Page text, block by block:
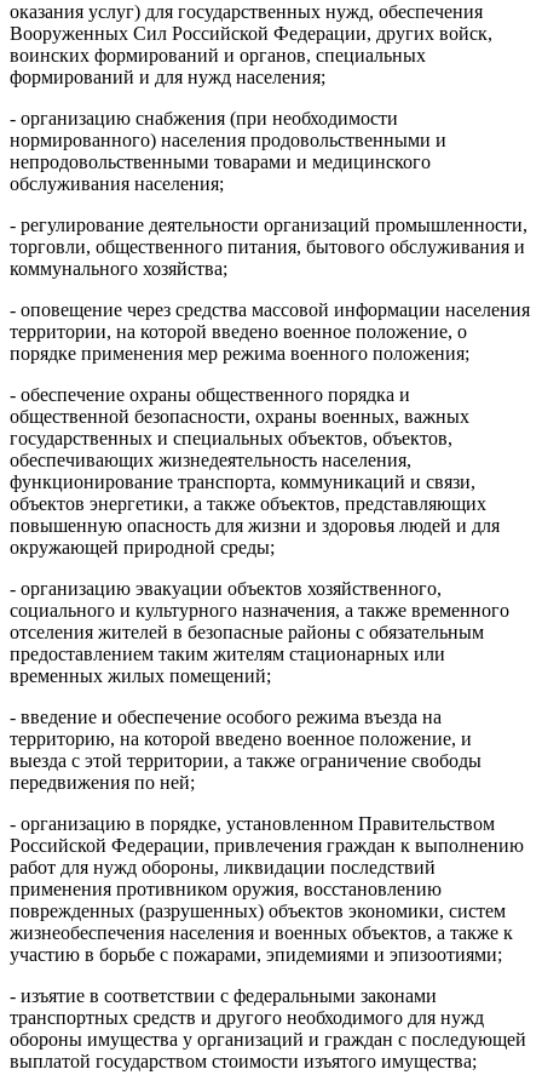
оказания услуг) для государственных нужд, обеспечения
Вооруженных Сил Российской Федерации, других войск,
воинских формирований и органов, специальных
формирований и для нужд населения;
- организацию снабжения (при необходимости
нормированного) населения продовольственными и
непродовольственными товарами и медицинского
обслуживания населения;
- регулирование деятельности организаций промышленности,
торговли, общественного питания, бытового обслуживания и
коммунального хозяйства;
- оповещение через средства массовой информации населения
территории, на которой введено военное положение, о
порядке применения мер режима военного положения;
- обеспечение охраны общественного порядка и
общественной безопасности, охраны военных, важных
государственных и специальных объектов, объектов,
обеспечивающих жизнедеятельность населения,
функционирование транспорта, коммуникаций и связи,
объектов энергетики, а также объектов, представляющих
повышенную опасность для жизни и здоровья людей и для
окружающей природной среды;
- организацию эвакуации объектов хозяйственного,
социального и культурного назначения, а также временного
отселения жителей в безопасные районы с обязательным
предоставлением таким жителям стационарных или
временных жилых помещений;
- введение и обеспечение особого режима въезда на
территорию, на которой введено военное положение, и
выезда с этой территории, а также ограничение свободы
передвижения по ней;
- организацию в порядке, установленном Правительством
Российской Федерации, привлечения граждан к выполнению
работ для нужд обороны, ликвидации последствий
применения противником оружия, восстановлению
поврежденных (разрушенных) объектов экономики, систем
жизнеобеспечения населения и военных объектов, а также к
участию в борьбе с пожарами, эпидемиями и эпизоотиями;
- изъятие в соответствии с федеральными законами
транспортных средств и другого необходимого для нужд
обороны имущества у организаций и граждан с последующей
выплатой государством стоимости изъятого имущества;